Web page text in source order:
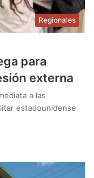
Regionales
para
externa
a las
estadounidense